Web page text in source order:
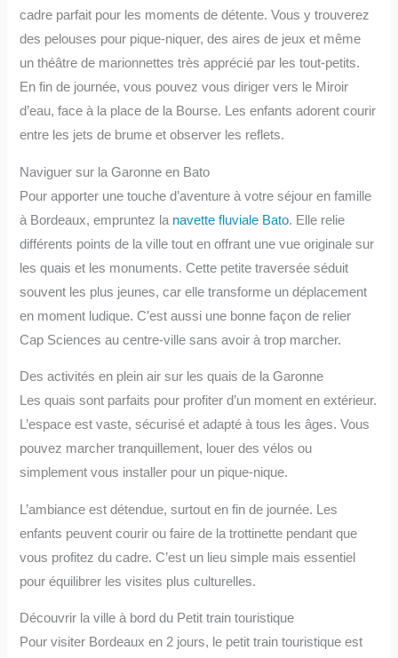
cadre parfait pour les moments de détente. Vous y trouverez
des pelouses pour pique-niquer, des aires de jeux et même
un théâtre de marionnettes très apprécié par les tout-petits.
En fin de journée, vous pouvez vous diriger vers le Miroir
d’eau, face à la place de la Bourse. Les enfants adorent courir
entre les jets de brume et observer les reflets.
Naviguer sur la Garonne en Bato
Pour apporter une touche d’aventure à votre séjour en famille
à Bordeaux, empruntez la navette fluviale Bato. Elle relie
différents points de la ville tout en offrant une vue originale sur
les quais et les monuments. Cette petite traversée séduit
souvent les plus jeunes, car elle transforme un déplacement
en moment ludique. C’est aussi une bonne façon de relier
Cap Sciences au centre-ville sans avoir à trop marcher.
Des activités en plein air sur les quais de la Garonne
Les quais sont parfaits pour profiter d’un moment en extérieur.
L’espace est vaste, sécurisé et adapté à tous les âges. Vous
pouvez marcher tranquillement, louer des vélos ou
simplement vous installer pour un pique-nique.
L’ambiance est détendue, surtout en fin de journée. Les
enfants peuvent courir ou faire de la trottinette pendant que
vous profitez du cadre. C’est un lieu simple mais essentiel
pour équilibrer les visites plus culturelles.
Découvrir la ville à bord du Petit train touristique
Pour visiter Bordeaux en 2 jours, le petit train touristique est